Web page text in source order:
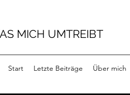
MICH UMTREIBT
Start Letzte Beiträge Über mich